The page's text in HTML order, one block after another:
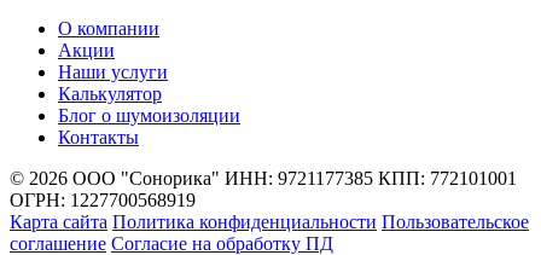
О компании
Акции
Наши услуги
Калькулятор
Блог о шумоизоляции
Контакты
© 2026 ООО "Сонорика" ИНН: 9721177385 КПП: 772101001
ОГРН: 1227700568919
Карта сайта Политика конфиденциальности Пользовательское
соглашение Согласие на обработку ПД